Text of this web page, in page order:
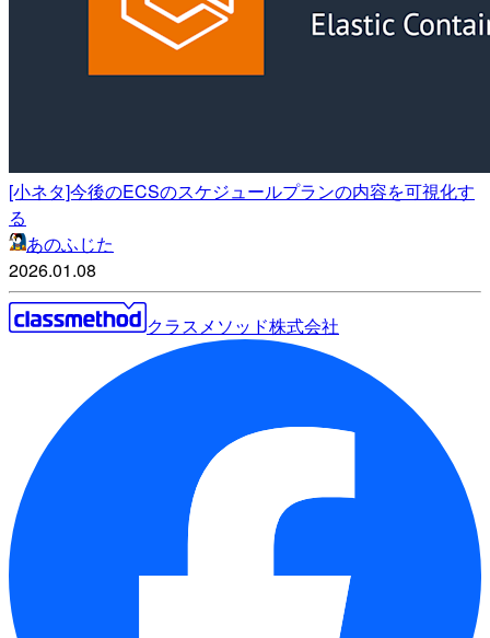
[小ネタ]今後のECSのスケジュールプランの内容を可視化す
る
あのふじた
2026.01.08
クラスメソッド株式会社